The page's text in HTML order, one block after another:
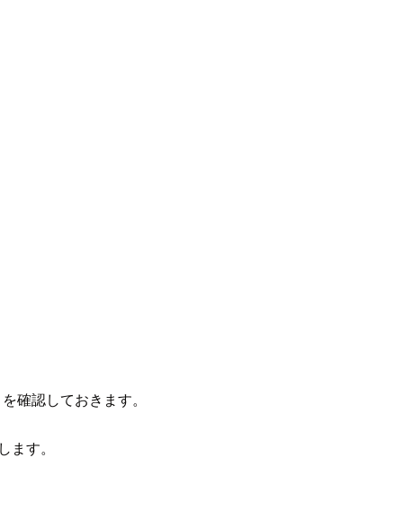
確認しておきます。
す。